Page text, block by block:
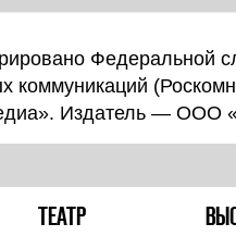
Федеральной
коммуникаций
Издатель — ООО
ТЕАТР